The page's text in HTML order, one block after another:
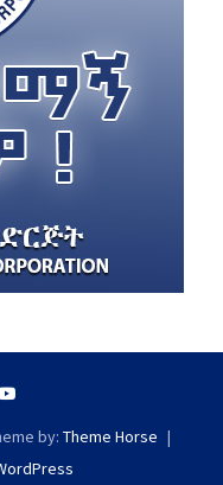
by: Theme Horse